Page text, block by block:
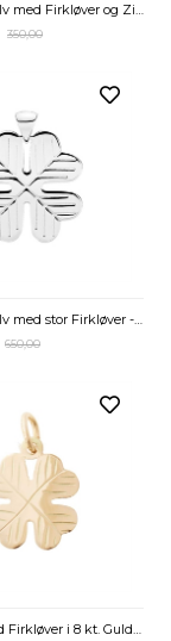
Vedhæng i Sølv med Firkløver og Zirkoniasten - 12 x 12 mm
350,00
Vedhæng i Sølv med stor Firkløver - 23 x 23 mm
650,00
Vedhæng med Firkløver i 8 kt. Guld - 13 mm